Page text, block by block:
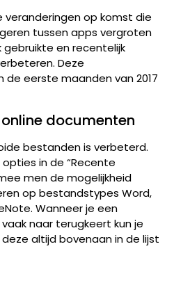
veranderingen op komst die
tussen apps vergroten
en recentelijk
Deze
de eerste maanden van 2017
documenten
bestanden is verbeterd.
in de “Recente
men de mogelijkheid
op bestandstypes Word,
Wanneer je een
naar terugkeert kun je
altijd bovenaan in de lijst